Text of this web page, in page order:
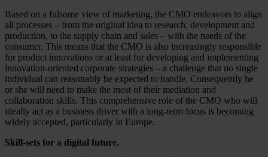
Based on a fulsome view of marketing, the CMO endeavors to align
all processes – from the original idea to research, development and
production, to the supply chain and sales – with the needs of the
consumer. This means that the CMO is also increasingly responsible
for product innovations or at least for developing and implementing
innovation-oriented corporate strategies – a challenge that no single
individual can reasonably be expected to handle. Consequently he
or she will need to make the most of their mediation and
collaboration skills. This comprehensive role of the CMO who will
ideally act as a business driver with a long-term focus is becoming
widely accepted, particularly in Europe.
Skill-sets for a digital future.